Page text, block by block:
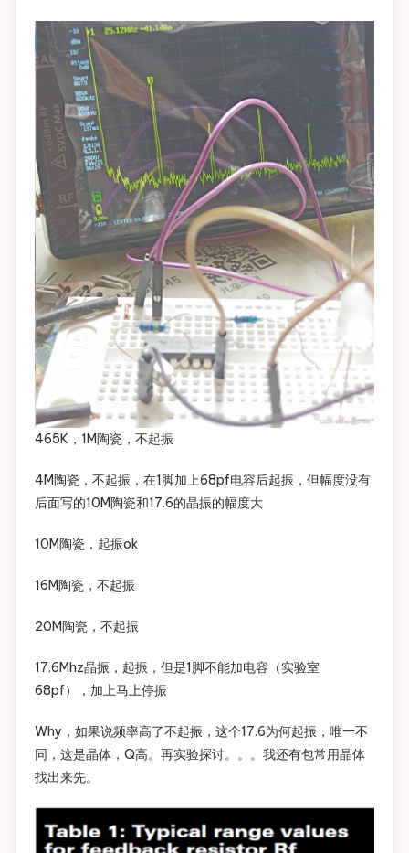
465K，1M陶瓷，不起振
4M陶瓷，不起振，在1脚加上68pf电容后起振，但幅度没有
后面写的10M陶瓷和17.6的晶振的幅度大
10M陶瓷，起振ok
16M陶瓷，不起振
20M陶瓷，不起振
17.6Mhz晶振，起振，但是1脚不能加电容（实验室
68pf），加上马上停振
Why，如果说频率高了不起振，这个17.6为何起振，唯一不
同，这是晶体，Q高。再实验探讨。。。我还有包常用晶体
找出来先。